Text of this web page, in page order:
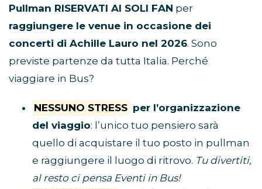
Pullman RISERVATI AI SOLI FAN per
raggiungere le venue in occasione dei
concerti di Achille Lauro nel 2026. Sono
previste partenze da tutta Italia. Perché
viaggiare in Bus?
NESSUNO STRESS per l’organizzazione
del viaggio: l’unico tuo pensiero sarà
quello di acquistare il tuo posto in pullman
e raggiungere il luogo di ritrovo. Tu divertiti,
al resto ci pensa Eventi in Bus!